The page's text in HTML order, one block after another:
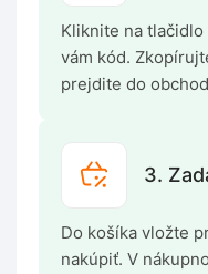
Kliknite na
vám kód.
prejdite do
3.
Do košíka vložte
nakúpiť. V